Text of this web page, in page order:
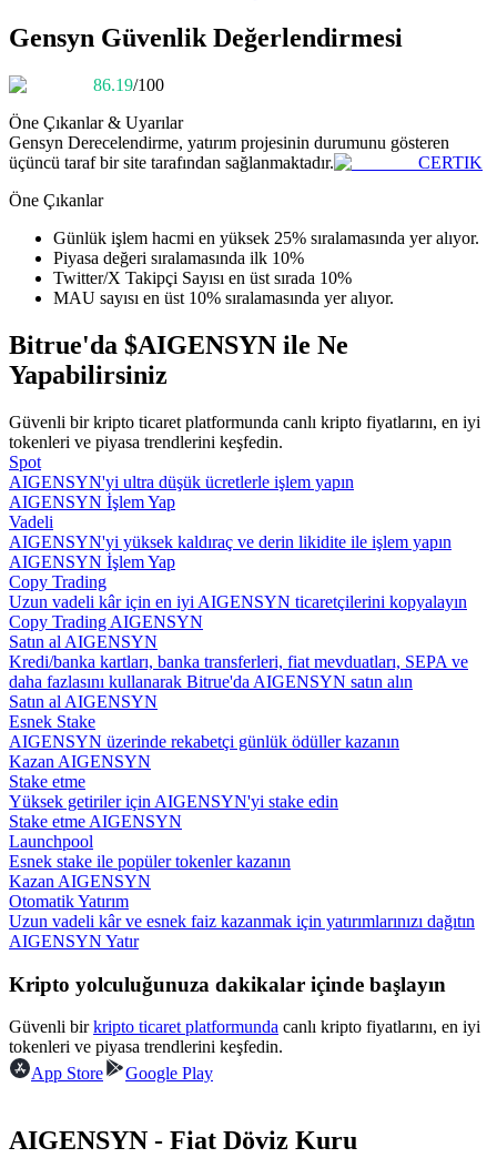
Bilgi
Ticaret bilgileri vb. dahil olmak üzere büyük veri analizi.
Rehber
Vadeli İşlemler Başlangıç Kılavuzu
Ticaret stratejileri
Nasıl kârlı kalabileceğinizi öğrenin
Kazan
Power Piggy
Gensyn Güvenlik Değerlendirmesi
86.19/100
Öne Çıkanlar & Uyarılar
Gensyn Derecelendirme, yatırım projesinin durumunu gösteren
üçüncü taraf bir site tarafından sağlanmaktadır.
CERTIK
Öne Çıkanlar
Günlük işlem hacmi en yüksek 25% sıralamasında yer alıyor.
Piyasa değeri sıralamasında ilk 10%
Twitter/X Takipçi Sayısı en üst sırada 10%
MAU sayısı en üst 10% sıralamasında yer alıyor.
Bitrue'da $AIGENSYN ile Ne
Yapabilirsiniz
Güvenli bir kripto ticaret platformunda canlı kripto fiyatlarını, en iyi
tokenleri ve piyasa trendlerini keşfedin.
Spot
AIGENSYN'yi ultra düşük ücretlerle işlem yapın
AIGENSYN İşlem Yap
Vadeli
AIGENSYN'yi yüksek kaldıraç ve derin likidite ile işlem yapın
AIGENSYN İşlem Yap
Copy Trading
Uzun vadeli kâr için en iyi AIGENSYN ticaretçilerini kopyalayın
Copy Trading AIGENSYN
Satın al AIGENSYN
Kredi/banka kartları, banka transferleri, fiat mevduatları, SEPA ve
daha fazlasını kullanarak Bitrue'da AIGENSYN satın alın
Satın al AIGENSYN
Esnek Stake
AIGENSYN üzerinde rekabetçi günlük ödüller kazanın
Kazan AIGENSYN
Stake etme
Yüksek getiriler için AIGENSYN'yi stake edin
Stake etme AIGENSYN
Launchpool
Esnek stake ile popüler tokenler kazanın
Kazan AIGENSYN
Otomatik Yatırım
Uzun vadeli kâr ve esnek faiz kazanmak için yatırımlarınızı dağıtın
AIGENSYN Yatır
Kripto yolculuğunuza dakikalar içinde başlayın
Güvenli birkripto ticaret platformunda canlı kripto fiyatlarını, en iyi
tokenleri ve piyasa trendlerini keşfedin.
App Store
Google Play
AIGENSYN - Fiat Döviz Kuru